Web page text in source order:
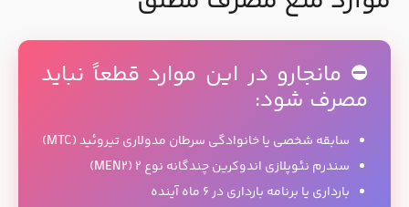
⛔ مانجارو در این موارد قطعاً نباید
مصرف شود:
سابقه شخصی یا خانوادگی سرطان مدولاری تیروئید (MTC)
سندرم نئوپلازی اندوکرین چندگانه نوع ۲ (MEN2)
بارداری یا برنامه بارداری در ۶ ماه آینده